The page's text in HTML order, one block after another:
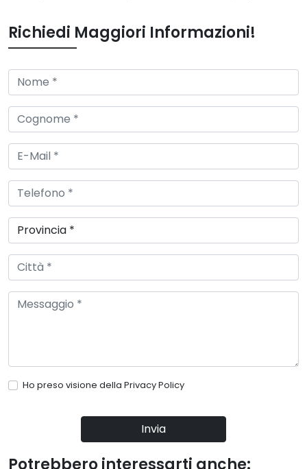
Richiedi Maggiori Informazioni!
Ho preso visione della Privacy Policy
Invia